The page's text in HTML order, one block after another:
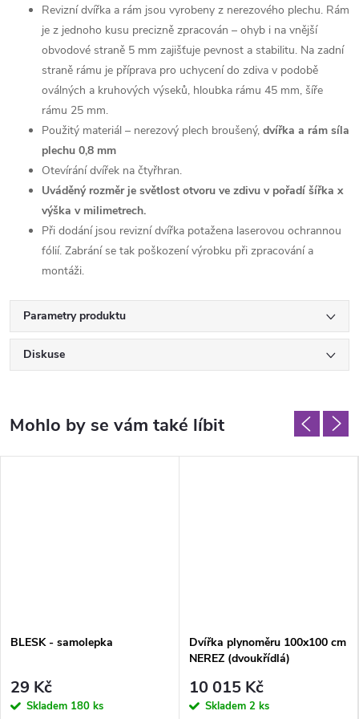
Revizní dvířka a rám jsou vyrobeny z nerezového plechu. Rám
je z jednoho kusu precizně zpracován – ohyb i na vnější
obvodové straně 5 mm zajišťuje pevnost a stabilitu. Na zadní
straně rámu je příprava pro uchycení do zdiva v podobě
oválných a kruhových výseků, hloubka rámu 45 mm, šíře
rámu 25 mm.
Použitý materiál – nerezový plech broušený, dvířka a rám síla
plechu 0,8 mm
Otevírání dvířek na čtyřhran.
Uváděný rozměr je světlost otvoru ve zdivu v pořadí šířka x
výška v milimetrech.
Při dodání jsou revizní dvířka potažena laserovou ochrannou
fólií. Zabrání se tak poškození výrobku při zpracování a
montáži.
Parametry produktu
Diskuse
BLESK - samolepka
29 Kč
Skladem 180 ks
Dvířka plynoměru 100x100 cm
NEREZ (dvoukřídlá)
10 015 Kč
Skladem 2 ks